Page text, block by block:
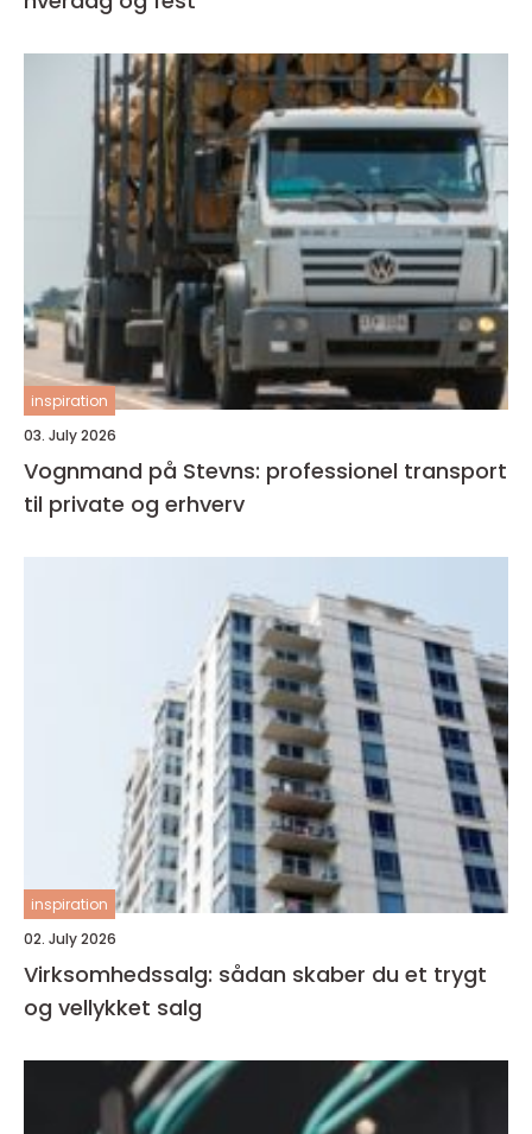
inspiration
03. July 2026
Vognmand på Stevns: professionel transport
til private og erhverv
inspiration
02. July 2026
Virksomhedssalg: sådan skaber du et trygt
og vellykket salg